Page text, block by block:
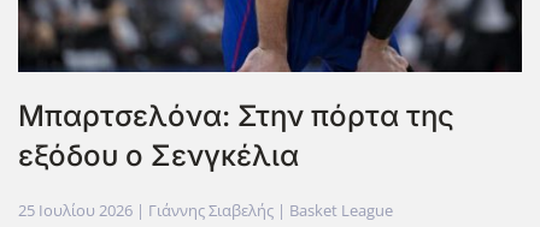
Μπαρτσελόνα: Στην πόρτα της
εξόδου ο Σενγκέλια
25 Ιουλίου 2026 | Γιάννης Σιαβελής | Basket League